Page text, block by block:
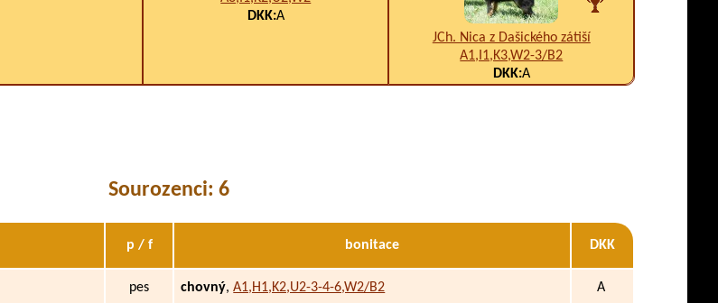
DKK:A
JCh. Nica z Dašického zátiší
A1,I1,K3,W2-3/B2
DKK:A
Sourozenci: 6
p / f bonitace DKK
pes chovný,A1,H1,K2,U2-3-4-6,W2/B2 A